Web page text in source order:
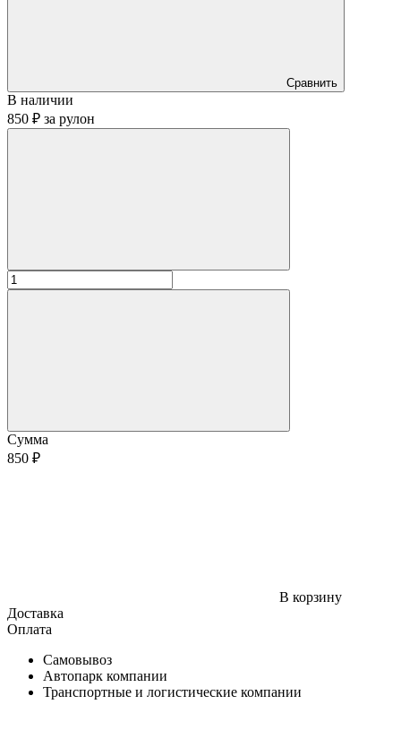
Сравнить
В наличии
850 ₽ за рулон
Сумма
850 ₽
В корзину
Доставка
Оплата
Самовывоз
Автопарк компании
Транспортные и логистические компании